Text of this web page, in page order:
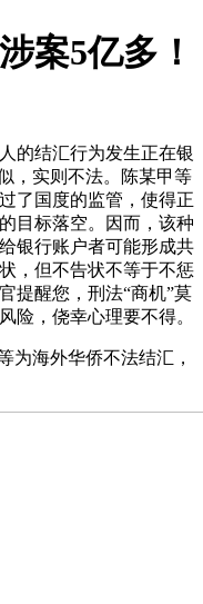
案5亿多！
结汇行为发生正在银
，实则不法。陈某甲等
了国度的监管，使得正
目标落空。因而，该种
银行账户者可能形成共
，但不告状不等于不惩
提醒您，刑法“商机”莫
险，侥幸心理要不得。
海外华侨不法结汇，